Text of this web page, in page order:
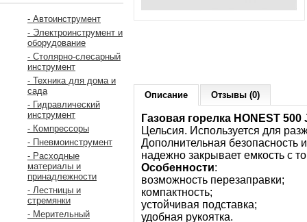
- Автоинструмент
- Электроинструмент и
оборудование
- Столярно-слесарный
инструмент
- Техника для дома и
сада
- Гидравлический
инструмент
- Компрессоры
- Пневмоинструмент
- Расходные
материалы и
принадлежности
- Лестницы и
стремянки
- Мерительный
Описание Отзывы (0)
Газовая горелка HONEST 500
Цельсия. Используется для
Дополнительная безопасность
надежно закрывает емкость с
Особенности:
возможность перезаправки;
компактность;
устойчивая подставка;
удобная рукоятка.